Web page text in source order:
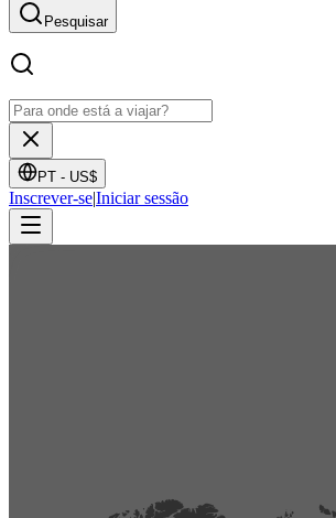
Pesquisar
PT - US$
Inscrever-se|Iniciar sessão